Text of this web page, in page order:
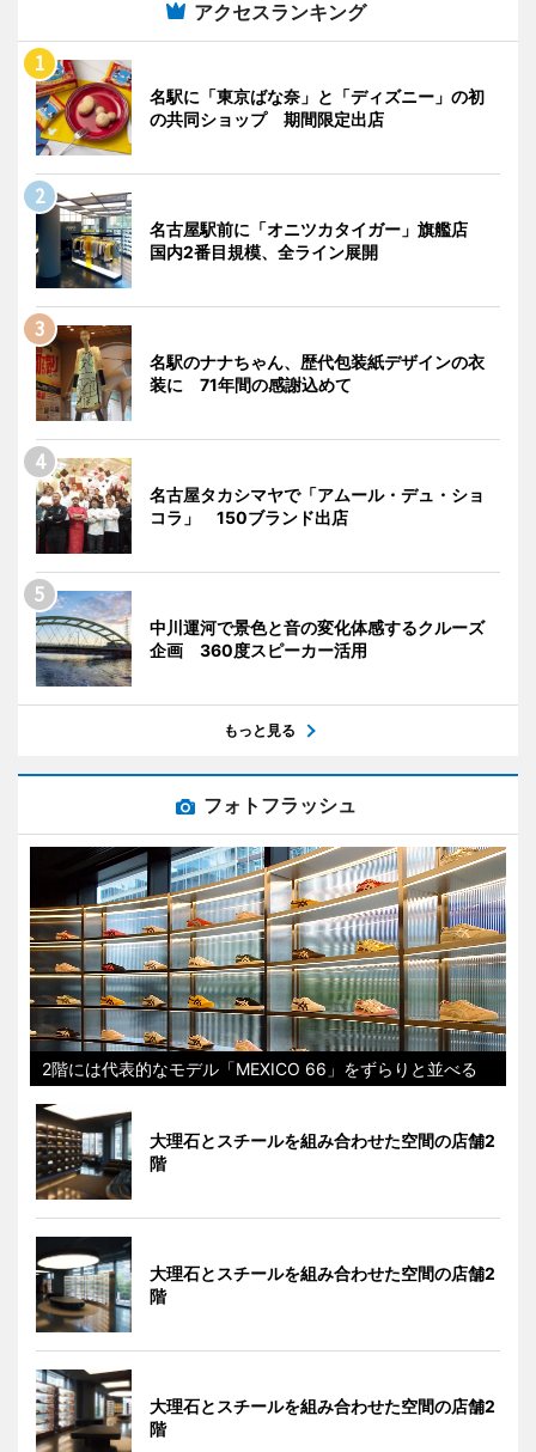
アクセスランキング
名駅に「東京ばな奈」と「ディズニー」の初
の共同ショップ 期間限定出店
名古屋駅前に「オニツカタイガー」旗艦店
国内2番目規模、全ライン展開
名駅のナナちゃん、歴代包装紙デザインの衣
装に 71年間の感謝込めて
名古屋タカシマヤで「アムール・デュ・ショ
コラ」 150ブランド出店
中川運河で景色と音の変化体感するクルーズ
企画 360度スピーカー活用
もっと見る
フォトフラッシュ
2階には代表的なモデル「MEXICO 66」をずらりと並べる
大理石とスチールを組み合わせた空間の店舗2
階
大理石とスチールを組み合わせた空間の店舗2
階
大理石とスチールを組み合わせた空間の店舗2
階